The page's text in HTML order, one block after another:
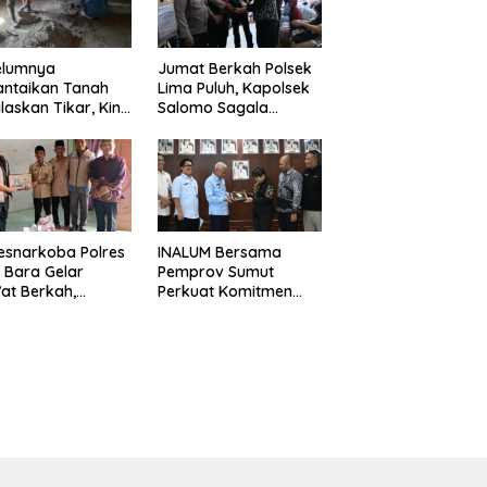
Tanah
Tikar, Kini
Rumah yang
Berkat Satgas
Ke-129 Kodim
Asahan
Jumat Berkah Polsek
Lima Puluh, Kapolsek
Salomo Sagala
kepada 50 Petani di
Simpang Gambus
Polres
Bara Gelar
Berkah,
INALUM Bersama
Pemprov Sumut
Perkuat Komitmen